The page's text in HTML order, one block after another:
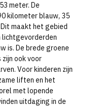
meter. De
kilometer blauw, 35
maakt het gebied
lichtgevorderden
is. De brede groene
zijn ook voor
Voor kinderen zijn
liften en het
met lopende
uitdaging in de